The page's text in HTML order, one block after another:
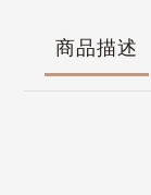
商品描述